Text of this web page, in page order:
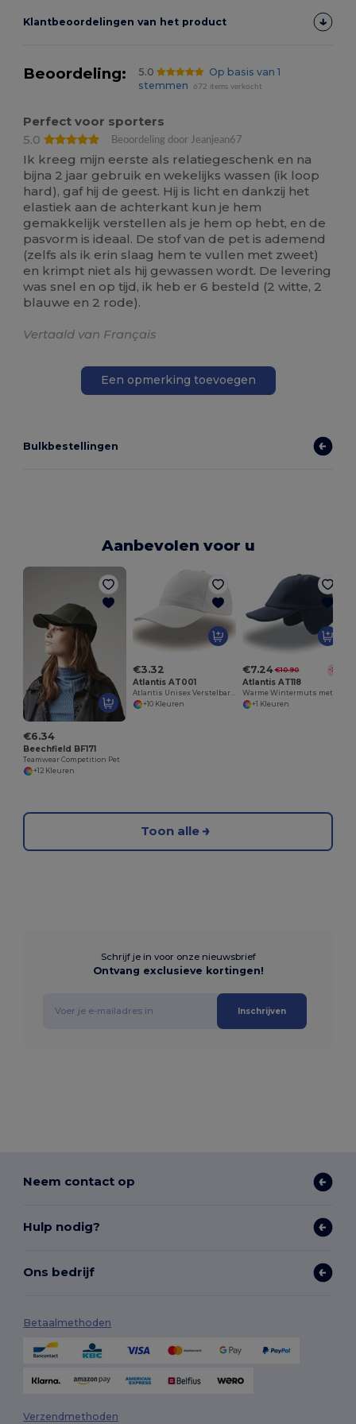
Klantbeoordelingen van het product
Beoordeling: 5.0
Op basis van 1
stemmen
672 items verkocht
Perfect voor sporters
5.0
Beoordeling door Jeanjean67
Ik kreeg mijn eerste als relatiegeschenk en na
bijna 2 jaar gebruik en wekelijks wassen (ik loop
hard), gaf hij de geest. Hij is licht en dankzij het
elastiek aan de achterkant kun je hem
gemakkelijk verstellen als je hem op hebt, en de
pasvorm is ideaal. De stof van de pet is ademend
(zelfs als ik erin slaag hem te vullen met zweet)
en krimpt niet als hij gewassen wordt. De levering
was snel en op tijd, ik heb er 6 besteld (2 witte, 2
blauwe en 2 rode).
Vertaald van Français
Een opmerking toevoegen
Bulkbestellingen
Aanbevolen voor u
€6.34
Beechfield BF171
Teamwear Competition Pet
+12 Kleuren
€3.32
Atlantis AT001
+10 Kleuren
€7.24 €10.90 -34%
Atlantis AT118
+1 Kleuren
Toon alle
Schrijf je in voor onze nieuwsbrief
Ontvang exclusieve kortingen!
Inschrijven
Neem contact op
Hulp nodig?
Ons bedrijf
Betaalmethoden
Verzendmethoden